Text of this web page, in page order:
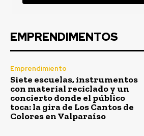
EMPRENDIMENTOS
Emprendimiento
Siete escuelas, instrumentos
con material reciclado y un
concierto donde el público
toca: la gira de Los Cantos de
Colores en Valparaíso